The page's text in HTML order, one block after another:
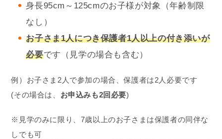
身長95cm～125cmのお子様が対象（年齢制限
なし）
お子さま1人につき保護者1人以上の付き添いが
必要です（見学の場合も含む）
例）お子さま2人で参加の場合、保護者は2人必要です
(その場合は、 お申込みも2回必要)
※見学のみに限り、7歳以上のお子さまは保護者の同伴な
しでも可